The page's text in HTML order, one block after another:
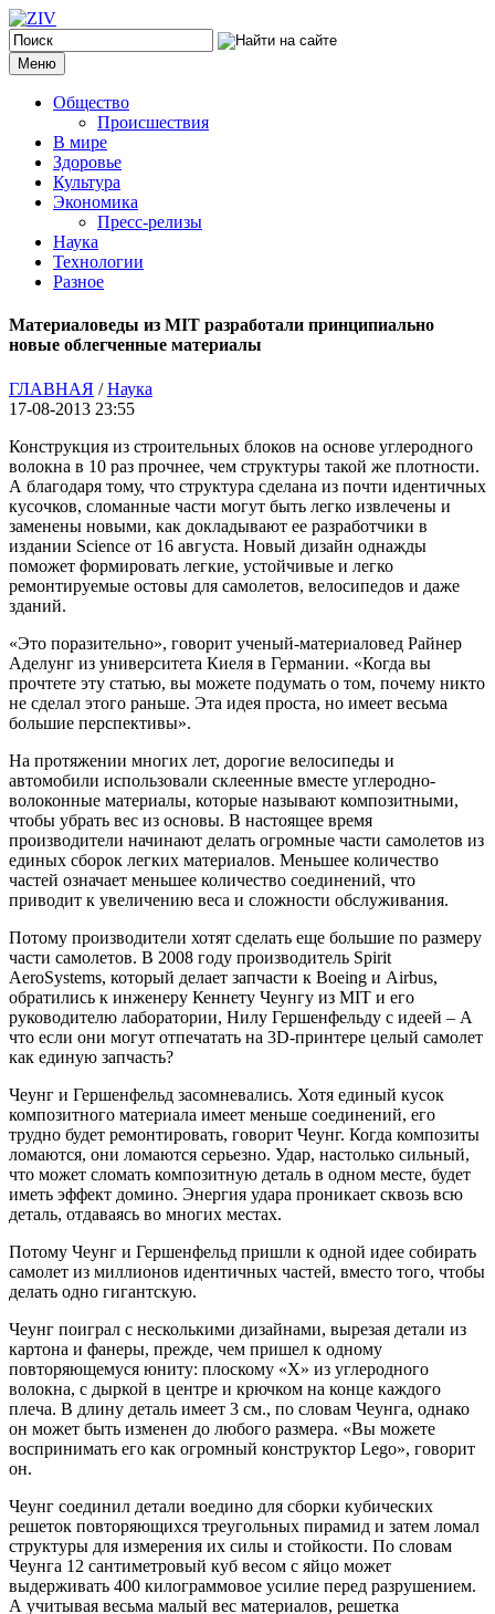
Меню
Общество
Происшествия
В мире
Здоровье
Культура
Экономика
Пресс-релизы
Наука
Технологии
Разное
Материаловеды из MIT разработали принципиально
новые облегченные материалы
ГЛАВНАЯ /Наука
17-08-2013 23:55
Конструкция из строительных блоков на основе углеродного
волокна в 10 раз прочнее, чем структуры такой же плотности.
А благодаря тому, что структура сделана из почти идентичных
кусочков, сломанные части могут быть легко извлечены и
заменены новыми, как докладывают ее разработчики в
издании Science от 16 августа. Новый дизайн однажды
поможет формировать легкие, устойчивые и легко
ремонтируемые остовы для самолетов, велосипедов и даже
зданий.
«Это поразительно», говорит ученый-материаловед Райнер
Аделунг из университета Киеля в Германии. «Когда вы
прочтете эту статью, вы можете подумать о том, почему никто
не сделал этого раньше. Эта идея проста, но имеет весьма
большие перспективы».
На протяжении многих лет, дорогие велосипеды и
автомобили использовали склеенные вместе углеродно-
волоконные материалы, которые называют композитными,
чтобы убрать вес из основы. В настоящее время
производители начинают делать огромные части самолетов из
единых сборок легких материалов. Меньшее количество
частей означает меньшее количество соединений, что
приводит к увеличению веса и сложности обслуживания.
Потому производители хотят сделать еще большие по размеру
части самолетов. В 2008 году производитель Spirit
AeroSystems, который делает запчасти к Boeing и Airbus,
обратились к инженеру Кеннету Чеунгу из MIT и его
руководителю лаборатории, Нилу Гершенфельду с идеей – А
что если они могут отпечатать на 3D-принтере целый самолет
как единую запчасть?
Чеунг и Гершенфельд засомневались. Хотя единый кусок
композитного материала имеет меньше соединений, его
трудно будет ремонтировать, говорит Чеунг. Когда композиты
ломаются, они ломаются серьезно. Удар, настолько сильный,
что может сломать композитную деталь в одном месте, будет
иметь эффект домино. Энергия удара проникает сквозь всю
деталь, отдаваясь во многих местах.
Потому Чеунг и Гершенфельд пришли к одной идее собирать
самолет из миллионов идентичных частей, вместо того, чтобы
делать одно гигантскую.
Чеунг поиграл с несколькими дизайнами, вырезая детали из
картона и фанеры, прежде, чем пришел к одному
повторяющемуся юниту: плоскому «Х» из углеродного
волокна, с дыркой в центре и крючком на конце каждого
плеча. В длину деталь имеет 3 см., по словам Чеунга, однако
он может быть изменен до любого размера. «Вы можете
воспринимать его как огромный конструктор Lego», говорит
он.
Чеунг соединил детали воедино для сборки кубических
решеток повторяющихся треугольных пирамид и затем ломал
структуры для измерения их силы и стойкости. По словам
Чеунга 12 сантиметровый куб весом с яйцо может
выдерживать 400 килограммовое усилие перед разрушением.
А учитывая весьма малый вес материалов, решетка